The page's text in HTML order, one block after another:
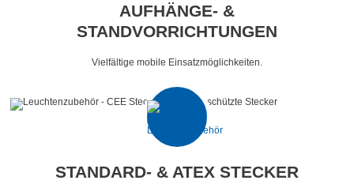
AUFHÄNGE- &
STANDVORRICHTUNGEN
Vielfältige mobile Einsatzmöglichkeiten.
STANDARD- & ATEX STECKER